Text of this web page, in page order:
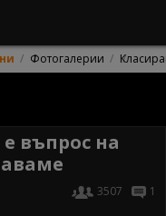
Фотогалерии
въпрос на
3507 1